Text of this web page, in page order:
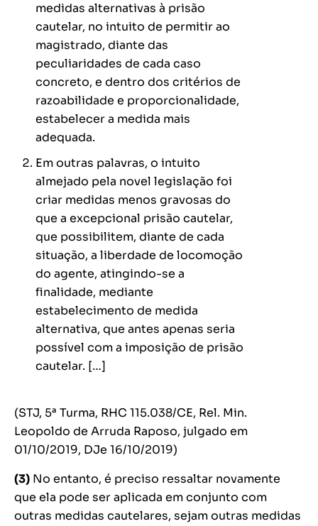
medidas alternativas à prisão
cautelar, no intuito de permitir ao
magistrado, diante das
peculiaridades de cada caso
concreto, e dentro dos critérios de
razoabilidade e proporcionalidade,
estabelecer a medida mais
adequada.
Em outras palavras, o intuito
almejado pela novel legislação foi
criar medidas menos gravosas do
que a excepcional prisão cautelar,
que possibilitem, diante de cada
situação, a liberdade de locomoção
do agente, atingindo-se a
finalidade, mediante
estabelecimento de medida
alternativa, que antes apenas seria
possível com a imposição de prisão
cautelar. […]
(STJ, 5ª Turma, RHC 115.038/CE, Rel. Min.
Leopoldo de Arruda Raposo, julgado em
01/10/2019, DJe 16/10/2019)
(3) No entanto, é preciso ressaltar novamente
que ela pode ser aplicada em conjunto com
outras medidas cautelares, sejam outras medidas